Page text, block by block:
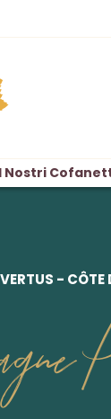
I Nostri
- CÔTE